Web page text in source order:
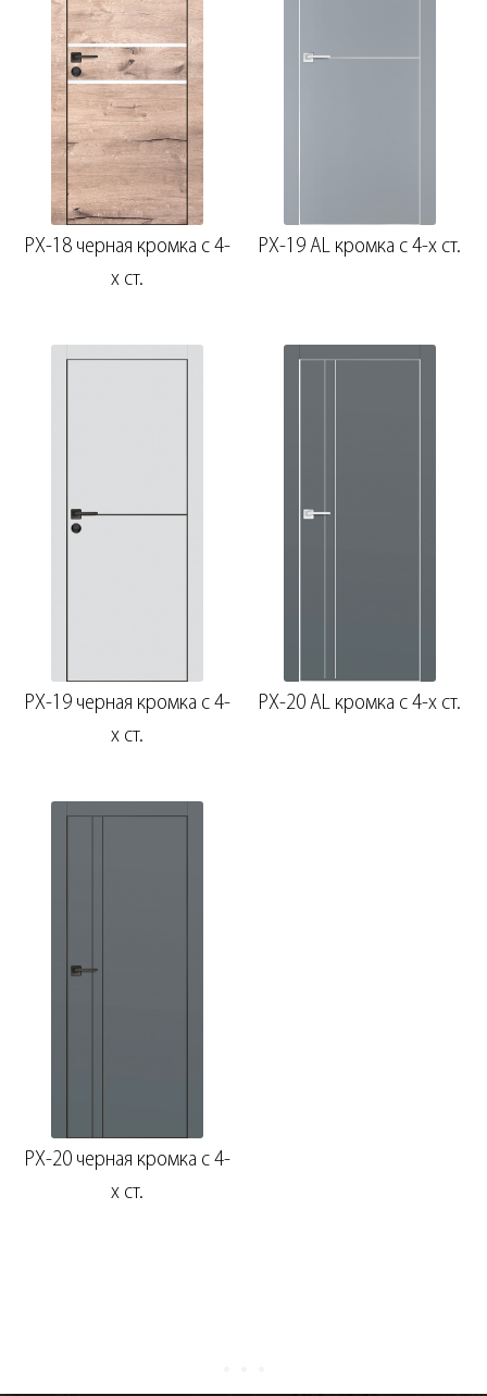
PX-18 черная кромка с 4-
х ст.
PX-19 AL кромка с 4-х ст.
PX-19 черная кромка с 4-
х ст.
PX-20 AL кромка с 4-х ст.
PX-20 черная кромка с 4-
х ст.